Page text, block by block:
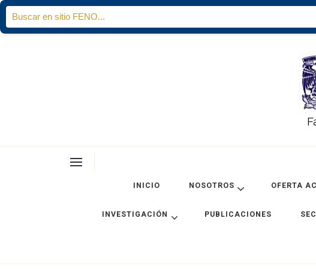
Search
for:
INICIO NOSOTROS OFERTA
INVESTIGACIÓN PUBLICACIONES